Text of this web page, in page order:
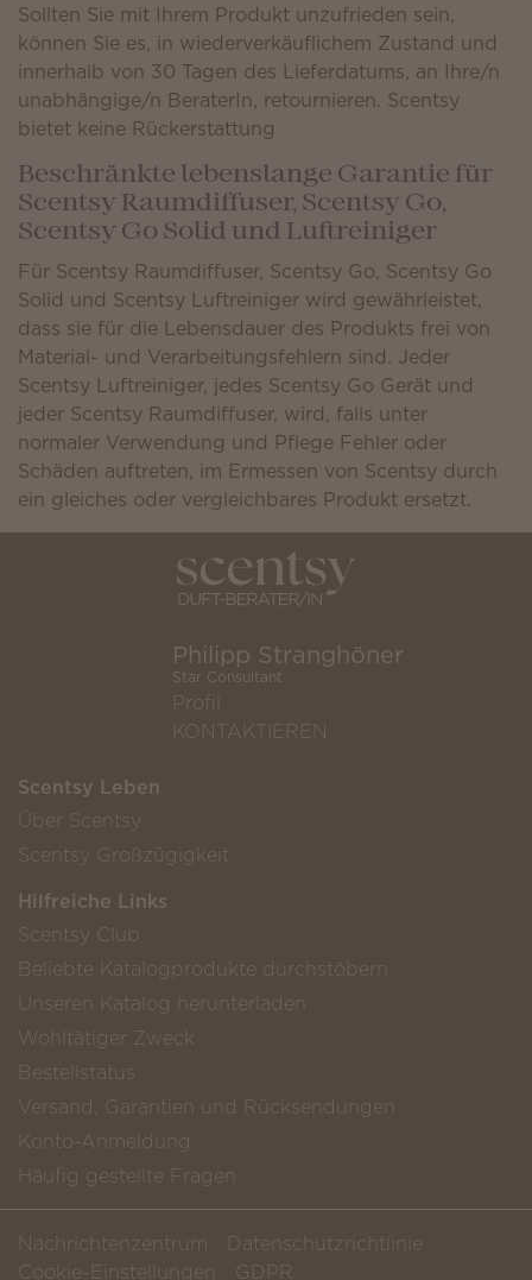
Sollten Sie mit Ihrem Produkt unzufrieden sein,
können Sie es, in wiederverkäuflichem Zustand und
innerhalb von 30 Tagen des Lieferdatums, an Ihre/n
unabhängige/n BeraterIn, retournieren. Scentsy
bietet keine Rückerstattung
Beschränkte lebenslange Garantie für
Scentsy Raumdiffuser, Scentsy Go,
Scentsy Go Solid und Luftreiniger
Für Scentsy Raumdiffuser, Scentsy Go, Scentsy Go
Solid und Scentsy Luftreiniger wird gewährleistet,
dass sie für die Lebensdauer des Produkts frei von
Material- und Verarbeitungsfehlern sind. Jeder
Scentsy Luftreiniger, jedes Scentsy Go Gerät und
jeder Scentsy Raumdiffuser, wird, falls unter
normaler Verwendung und Pflege Fehler oder
Schäden auftreten, im Ermessen von Scentsy durch
ein gleiches oder vergleichbares Produkt ersetzt.
Philipp Stranghöner
Star Consultant
Profil
KONTAKTIEREN
Scentsy Leben
Über Scentsy
Scentsy Großzügigkeit
Hilfreiche Links
Scentsy Club
Beliebte Katalogprodukte durchstöbern
Unseren Katalog herunterladen
Wohltätiger Zweck
Bestellstatus
Versand, Garantien und Rücksendungen
Konto-Anmeldung
Häufig gestellte Fragen
Nachrichtenzentrum
Datenschutzrichtlinie
Cookie-Einstellungen
GDPR